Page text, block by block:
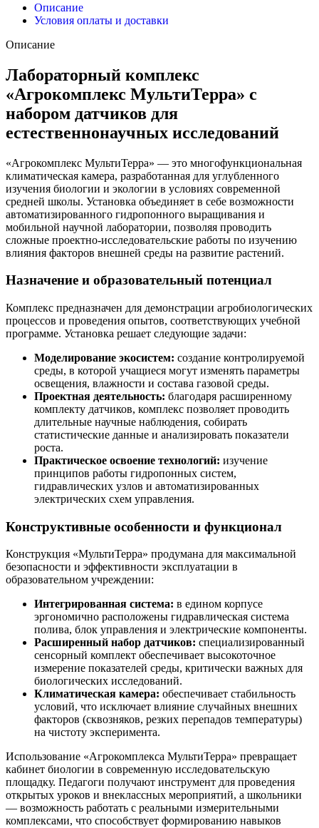
Описание
Условия оплаты и доставки
Описание
Лабораторный комплекс
«Агрокомплекс МультиТерра» с
набором датчиков для
естественнонаучных исследований
«Агрокомплекс МультиТерра» — это многофункциональная
климатическая камера, разработанная для углубленного
изучения биологии и экологии в условиях современной
средней школы. Установка объединяет в себе возможности
автоматизированного гидропонного выращивания и
мобильной научной лаборатории, позволяя проводить
сложные проектно-исследовательские работы по изучению
влияния факторов внешней среды на развитие растений.
Назначение и образовательный потенциал
Комплекс предназначен для демонстрации агробиологических
процессов и проведения опытов, соответствующих учебной
программе. Установка решает следующие задачи:
Моделирование экосистем: создание контролируемой
среды, в которой учащиеся могут изменять параметры
освещения, влажности и состава газовой среды.
Проектная деятельность: благодаря расширенному
комплекту датчиков, комплекс позволяет проводить
длительные научные наблюдения, собирать
статистические данные и анализировать показатели
роста.
Практическое освоение технологий: изучение
принципов работы гидропонных систем,
гидравлических узлов и автоматизированных
электрических схем управления.
Конструктивные особенности и функционал
Конструкция «МультиТерра» продумана для максимальной
безопасности и эффективности эксплуатации в
образовательном учреждении:
Интегрированная система: в едином корпусе
эргономично расположены гидравлическая система
полива, блок управления и электрические компоненты.
Расширенный набор датчиков: специализированный
сенсорный комплект обеспечивает высокоточное
измерение показателей среды, критически важных для
биологических исследований.
Климатическая камера: обеспечивает стабильность
условий, что исключает влияние случайных внешних
факторов (сквозняков, резких перепадов температуры)
на чистоту эксперимента.
Использование «Агрокомплекса МультиТерра» превращает
кабинет биологии в современную исследовательскую
площадку. Педагоги получают инструмент для проведения
открытых уроков и внеклассных мероприятий, а школьники
— возможность работать с реальными измерительными
комплексами, что способствует формированию навыков